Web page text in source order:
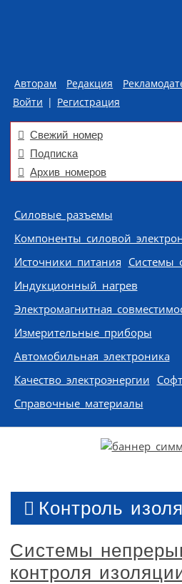
Авторам Редакция
Войти | Регистрация
Свежий номер
Подписка
Архив номеров
Skip to content
Силовые разъемы
Компоненты силовой
Источники питания Системы
Индукционный нагрев
Электромагнитная
Измерительные приборы
Автомобильная электроника
Качество электроэнергии Софт
Справочные материалы
Контроль
Системы
контроля